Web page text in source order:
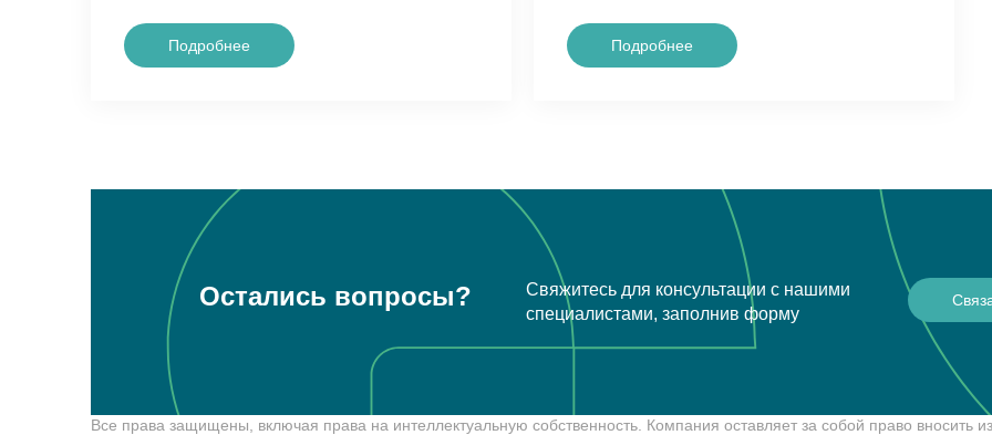
Подробнее Подробнее
Остались вопросы?
Свяжитесь для консультации с нашими
специалистами, заполнив форму
Все права защищены, включая права на интеллектуальную собственность. Компания оставляет за собой право вносить